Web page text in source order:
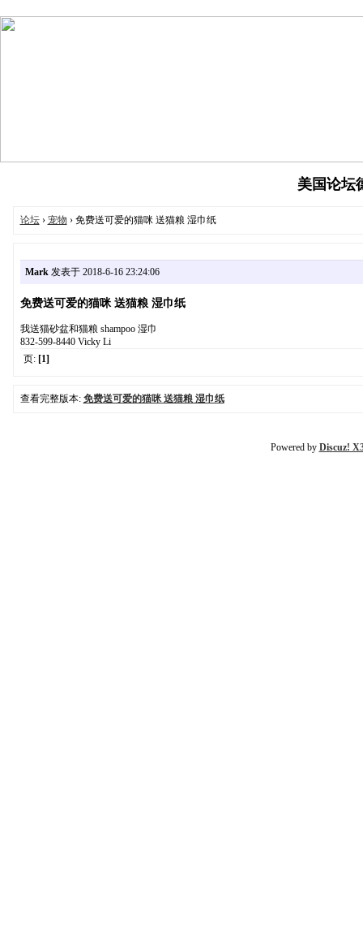
美国论坛
论坛› 宠物 › 免费送可爱的猫咪 送猫粮 湿巾纸
Mark发表于 2018-6-16 23:24:06
免费送可爱的猫咪 送猫粮 湿巾纸
我送猫砂盆和猫粮 shampoo 湿巾
832-599-8440 Vicky Li
页: [1]
查看完整版本: 免费送可爱的猫咪 送猫粮 湿巾纸
Powered by Discuz!